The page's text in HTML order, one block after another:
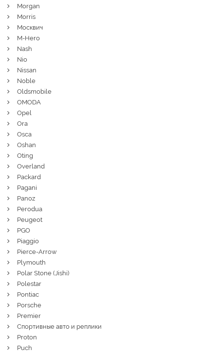
Morgan
Morris
Москвич
M-Hero
Nash
Nio
Nissan
Noble
Oldsmobile
OMODA
Opel
Ora
Osca
Oshan
Oting
Overland
Packard
Pagani
Panoz
Perodua
Peugeot
PGO
Piaggio
Pierce-Arrow
Plymouth
Polar Stone (Jishi)
Polestar
Pontiac
Porsche
Premier
Спортивные авто и реплики
Proton
Puch